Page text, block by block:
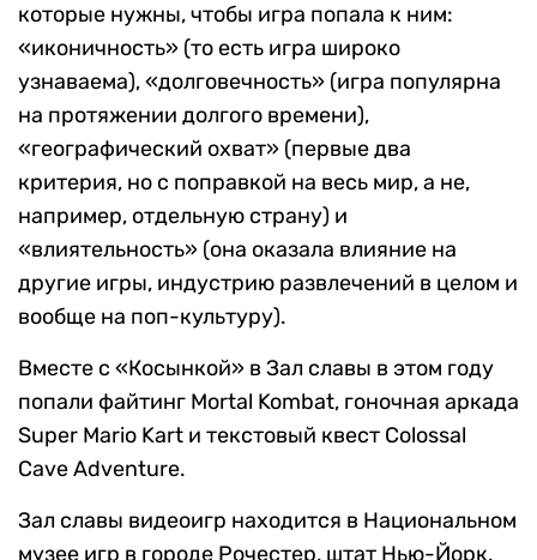
которые нужны, чтобы игра попала к ним:
«иконичность» (то есть игра широко
узнаваема), «долговечность» (игра популярна
на протяжении долгого времени),
«географический охват» (первые два
критерия, но с поправкой на весь мир, а не,
например, отдельную страну) и
«влиятельность» (она оказала влияние на
другие игры, индустрию развлечений в целом и
вообще на поп-культуру).
Вместе с «Косынкой» в Зал славы в этом году
попали файтинг Mortal Kombat, гоночная аркада
Super Mario Kart и текстовый квест Colossal
Cave Adventure.
Зал славы видеоигр находится в Национальном
музее игр в городе Рочестер, штат Нью-Йорк.